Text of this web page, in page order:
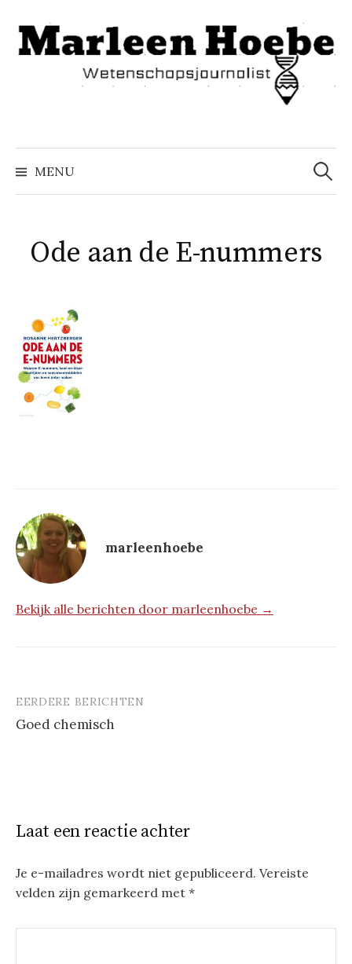
inhoud
springen
MENU
Zoeken
naar:
Ode aan de E-nummers
marleenhoebe
Bekijk alle berichten door marleenhoebe →
Berichtnavigatie
EERDERE BERICHTEN
Goed chemisch
Laat een reactie achter
Je e-mailadres wordt niet gepubliceerd. Vereiste
velden zijn gemarkeerd met *